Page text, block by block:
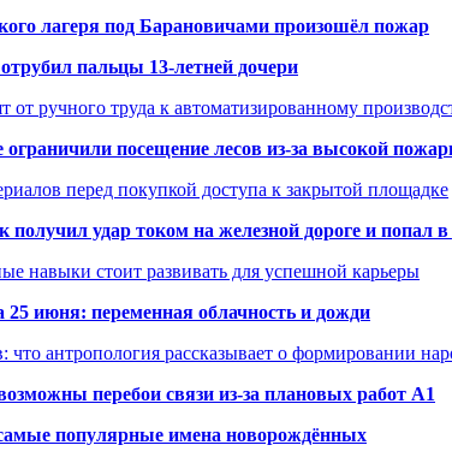
лагеря под Барановичами произошёл пожар
пальцы 13-летней дочери
от ручного труда к автоматизированному
посещение лесов из-за высокой
перед покупкой доступа к закрытой площадке
получил удар током на железной дороге и попал
навыки стоит развивать для успешной карьеры
25 июня: переменная облачность и дожди
что антропология рассказывает о формировании
перебои связи из-за плановых работ A1
популярные имена новорождённых